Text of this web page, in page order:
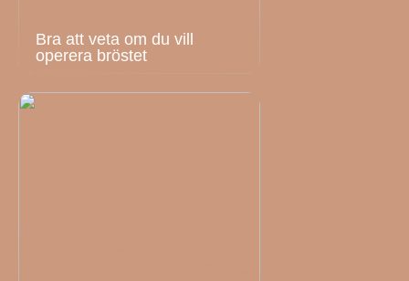
Bra att veta om du vill
operera bröstet